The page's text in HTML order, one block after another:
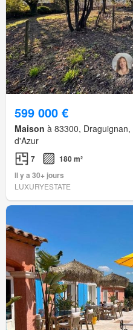
599 000 €
Maison à 83300,
d'Azur
7
180 m²
Il y a 30+ jours
LUXURYESTATE